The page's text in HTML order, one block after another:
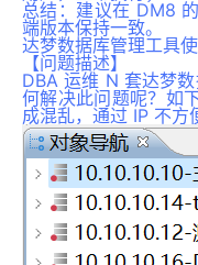
总结：建议在 DM8
端版本保持一致。
达梦数据库管理工具
【问题描述】
DBA 运维 N 套达梦
何解决此问题呢？如
成混乱，通过 IP 不方